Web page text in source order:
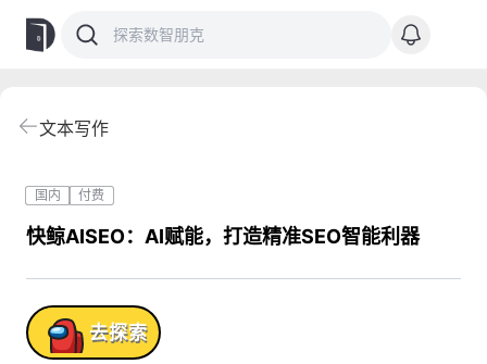
文本写作
国内 付费
快鲸AISEO：AI赋能，打造精准SEO智能利器
! 去探索